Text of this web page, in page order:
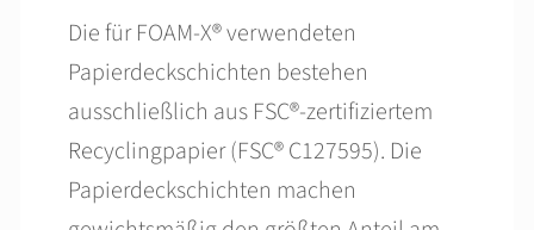
Die für FOAM-X® verwendeten
Papierdeckschichten bestehen
ausschließlich aus FSC®-zertifiziertem
Recyclingpapier (FSC® C127595). Die
Papierdeckschichten machen